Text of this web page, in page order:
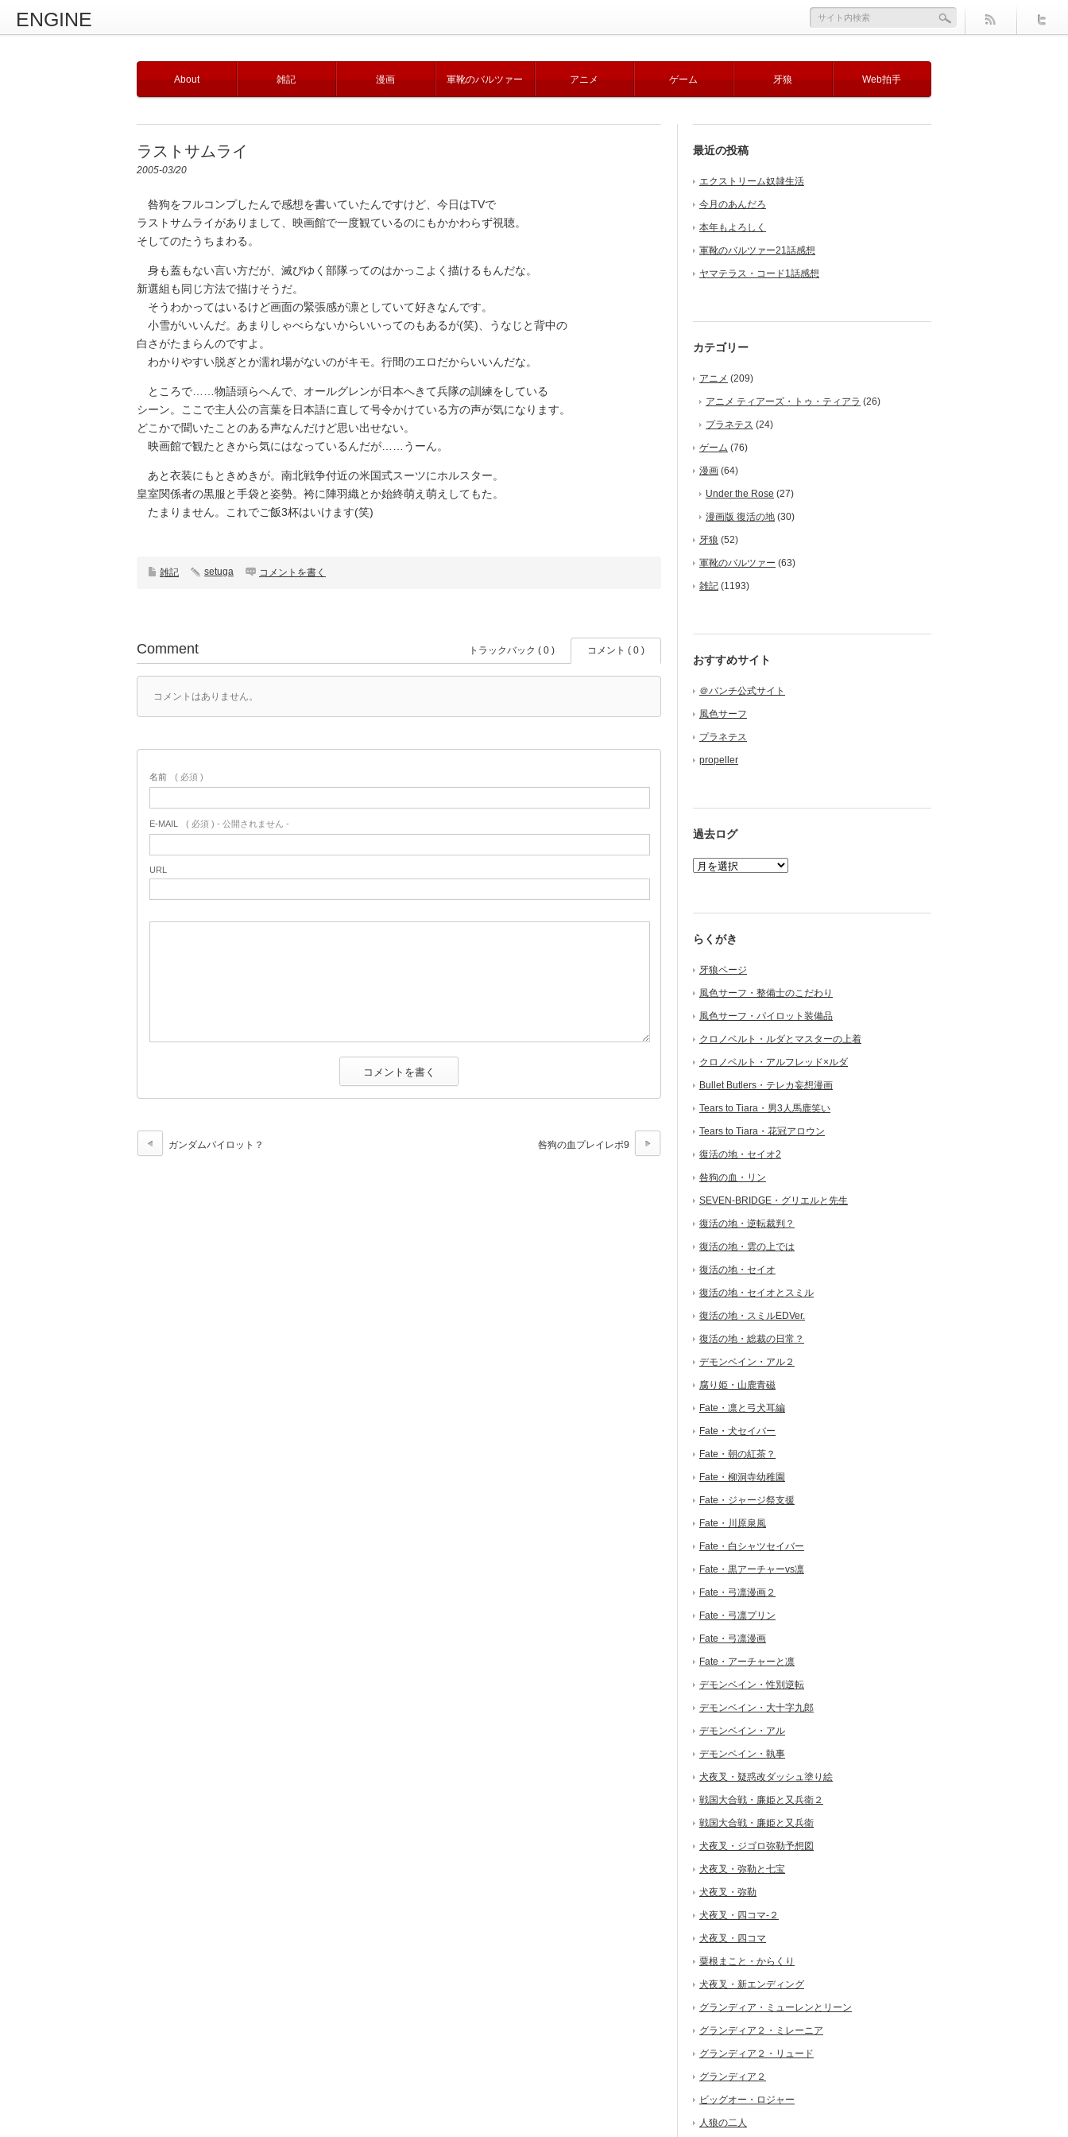
ENGINE
About 雑記 漫画 軍靴のバルツァー アニメ ゲーム 牙狼 Web拍手
ラストサムライ
2005-03/20
咎狗をフルコンプしたんで感想を書いていたんですけど、今日はTVで
ラストサムライがありまして、映画館で一度観ているのにもかかわらず視聴。
そしてのたうちまわる。
身も蓋もない言い方だが、滅びゆく部隊ってのはかっこよく描けるもんだな。
新選組も同じ方法で描けそうだ。
そうわかってはいるけど画面の緊張感が凛としていて好きなんです。
小雪がいいんだ。あまりしゃべらないからいいってのもあるが(笑)、うなじと背中の
白さがたまらんのですよ。
わかりやすい脱ぎとか濡れ場がないのがキモ。行間のエロだからいいんだな。
ところで……物語頭らへんで、オールグレンが日本へきて兵隊の訓練をしている
シーン。ここで主人公の言葉を日本語に直して号令かけている方の声が気になります。
どこかで聞いたことのある声なんだけど思い出せない。
映画館で観たときから気にはなっているんだが……うーん。
あと衣装にもときめきが。南北戦争付近の米国式スーツにホルスター。
皇室関係者の黒服と手袋と姿勢。袴に陣羽織とか始終萌え萌えしてもた。
たまりません。これでご飯3杯はいけます(笑)
雑記 setuga コメントを書く
Comment トラックバック ( 0 ) コメント ( 0 )
コメントはありません。
名前 ( 必須 )
E-MAIL ( 必須 ) - 公開されません -
URL
ガンダムパイロット？ 咎狗の血プレイレポ9
最近の投稿
エクストリーム奴隷生活
今月のあんだろ
本年もよろしく
軍靴のバルツァー21話感想
ヤマテラス・コード1話感想
カテゴリー
アニメ (209)
アニメ ティアーズ・トゥ・ティアラ (26)
プラネテス (24)
ゲーム (76)
漫画 (64)
Under the Rose (27)
漫画版 復活の地 (30)
牙狼 (52)
軍靴のバルツァー (63)
雑記 (1193)
おすすめサイト
＠バンチ公式サイト
風色サーフ
プラネテス
propeller
過去ログ
らくがき
牙狼ページ
風色サーフ・整備士のこだわり
風色サーフ・パイロット装備品
クロノベルト・ルダとマスターの上着
クロノベルト・アルフレッド×ルダ
Bullet Butlers・テレカ妄想漫画
Tears to Tiara・男3人馬鹿笑い
Tears to Tiara・花冠アロウン
復活の地・セイオ2
咎狗の血・リン
SEVEN-BRIDGE・グリエルと先生
復活の地・逆転裁判？
復活の地・雲の上では
復活の地・セイオ
復活の地・セイオとスミル
復活の地・スミルEDVer.
復活の地・総裁の日常？
デモンベイン・アル２
腐り姫・山鹿青磁
Fate・凛と弓犬耳編
Fate・犬セイバー
Fate・朝の紅茶？
Fate・柳洞寺幼稚園
Fate・ジャージ祭支援
Fate・川原泉風
Fate・白シャツセイバー
Fate・黒アーチャーvs凛
Fate・弓凛漫画２
Fate・弓凛プリン
Fate・弓凛漫画
Fate・アーチャーと凛
デモンベイン・性別逆転
デモンベイン・大十字九郎
デモンベイン・アル
デモンベイン・執事
犬夜叉・疑惑改ダッシュ塗り絵
戦国大合戦・廉姫と又兵衛２
戦国大合戦・廉姫と又兵衛
犬夜叉・ジゴロ弥勒予想図
犬夜叉・弥勒と七宝
犬夜叉・弥勒
犬夜叉・四コマ-２
犬夜叉・四コマ
粟根まこと・からくり
犬夜叉・新エンディング
グランディア・ミューレンとリーン
グランディア２・ミレーニア
グランディア２・リュード
グランディア２
ビッグオー・ロジャー
人狼の二人